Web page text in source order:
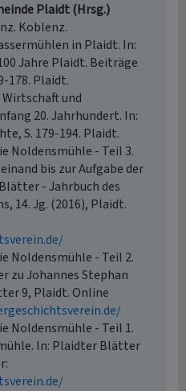
Plaidt (Hrsg.)
Koblenz.
in Plaidt. In:
Jahre Plaidt. Beiträge
178. Plaidt.
Wirtschaft und
20. Jahrhundert. In:
S. 179-194. Plaidt.
Noldensmühle - Teil 3.
bis zur Aufgabe der
- Jahrbuch des
14. Jg. (2016), Plaidt.
Noldensmühle - Teil 2.
zu Johannes Stephan
9, Plaidt. Online
Noldensmühle - Teil 1.
In: Plaidter Blätter